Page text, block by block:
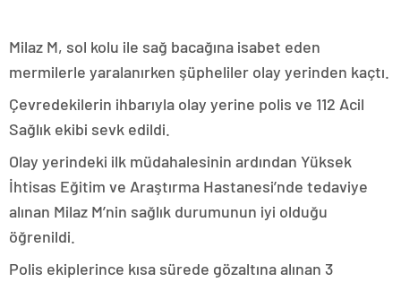
Milaz M, sol kolu ile sağ bacağına isabet eden
mermilerle yaralanırken şüpheliler olay yerinden kaçtı.
Çevredekilerin ihbarıyla olay yerine polis ve 112 Acil
Sağlık ekibi sevk edildi.
Olay yerindeki ilk müdahalesinin ardından Yüksek
İhtisas Eğitim ve Araştırma Hastanesi’nde tedaviye
alınan Milaz M’nin sağlık durumunun iyi olduğu
öğrenildi.
Polis ekiplerince kısa sürede gözaltına alınan 3